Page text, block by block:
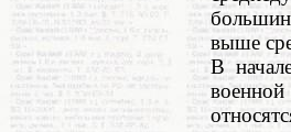
выше
В